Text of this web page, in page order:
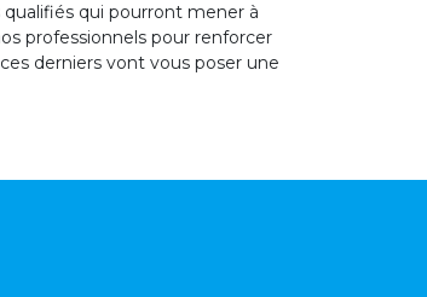
qui pourront mener à
professionnels pour renforcer
derniers vont vous poser une